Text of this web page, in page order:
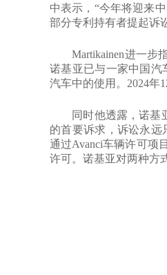
中表示，“今年将迎来
部分专利持有者提起诉
Martikainen进一步指
诺基亚已与一家中国汽
汽车中的使用。2024年
同时他透露，诺基亚
的首要诉求，诉讼永远
通过Avanci车辆许可项
许可。诺基亚对两种方